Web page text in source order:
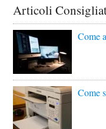
Articoli
Come
Come